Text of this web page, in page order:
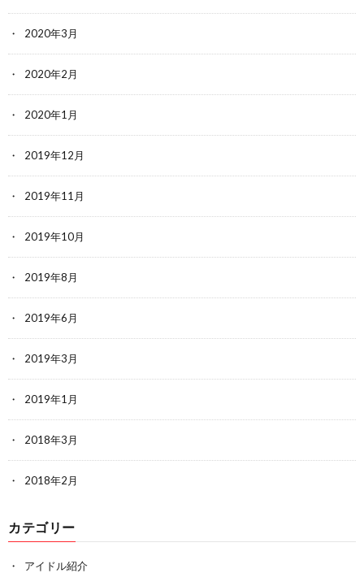
2020年3月
2020年2月
2020年1月
2019年12月
2019年11月
2019年10月
2019年8月
2019年6月
2019年3月
2019年1月
2018年3月
2018年2月
カテゴリー
アイドル紹介